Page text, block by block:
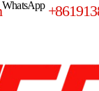
WhatsApp